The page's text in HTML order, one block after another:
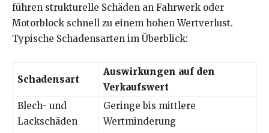
führen strukturelle Schäden an Fahrwerk oder
Motorblock schnell zu einem hohen Wertverlust.
Typische Schadensarten im Überblick:
Schadensart
Auswirkungen auf den
Verkaufswert
Blech- und
Lackschäden
Geringe bis mittlere
Wertminderung